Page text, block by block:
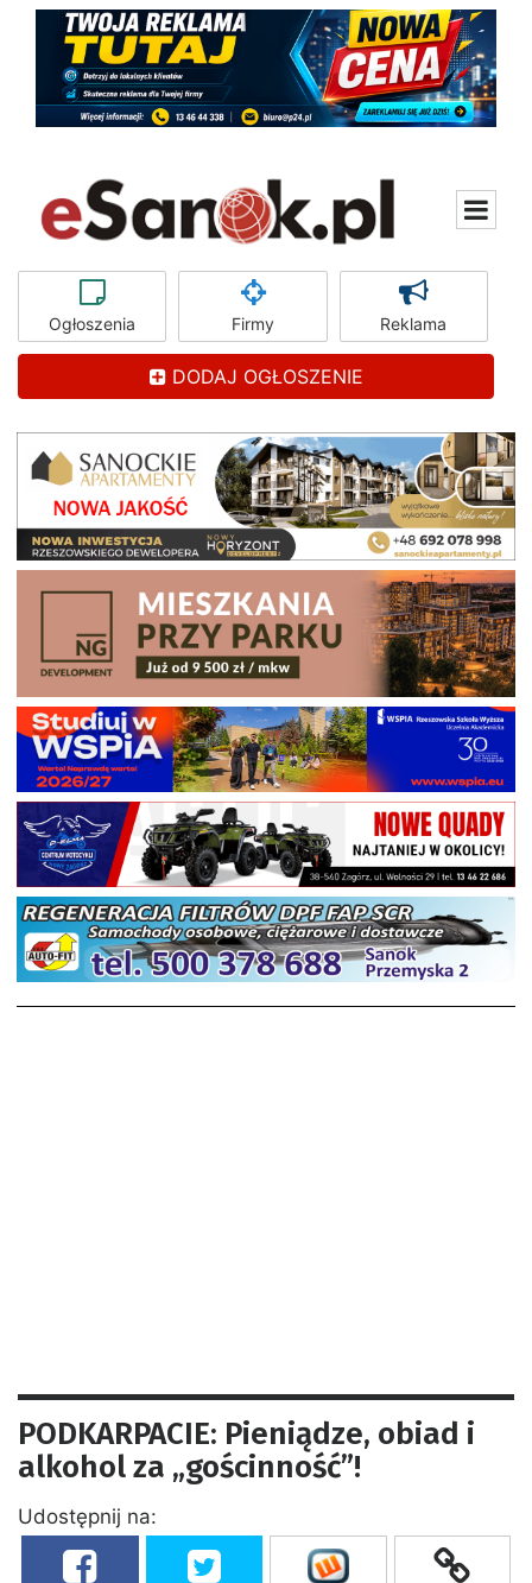
Ogłoszenia Firmy Reklama
DODAJ OGŁOSZENIE
PODKARPACIE: Pieniądze, obiad i
alkohol za „gościnność”!
Udostępnij na: